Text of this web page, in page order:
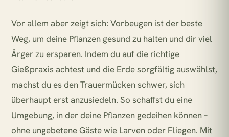
Vor allem aber zeigt sich: Vorbeugen ist der beste
Weg, um deine Pflanzen gesund zu halten und dir viel
Ärger zu ersparen. Indem du auf die richtige
Gießpraxis achtest und die Erde sorgfältig auswählst,
machst du es den Trauermücken schwer, sich
überhaupt erst anzusiedeln. So schaffst du eine
Umgebung, in der deine Pflanzen gedeihen können –
ohne ungebetene Gäste wie Larven oder Fliegen. Mit